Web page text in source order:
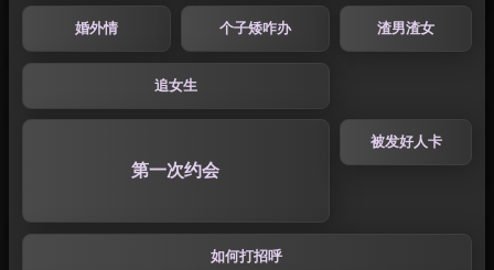
婚外情 个子矮咋办 渣男渣女
追女生
第一次约会
被发好人卡
如何打招呼